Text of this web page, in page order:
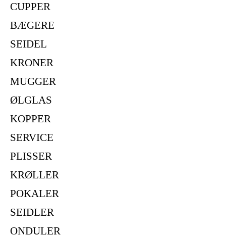
CUPPER
BÆGERE
SEIDEL
KRONER
MUGGER
ØLGLAS
KOPPER
SERVICE
PLISSER
KRØLLER
POKALER
SEIDLER
ONDULER